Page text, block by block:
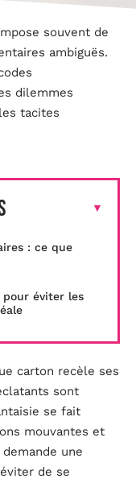
souvent de
ambiguës.
dilemmes
tacites
: ce que
pour éviter les
carton recèle ses
sont
se fait
mouvantes et
une
de se